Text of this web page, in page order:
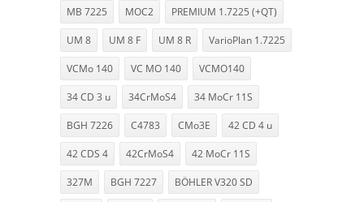
MB 7225 MOC2 PREMIUM 1.7225 (+QT)
UM 8 UM 8 F UM 8 R VarioPlan 1.7225
VCMo 140 VC MO 140 VCMO140
34 CD 3 u 34CrMoS4 34 MoCr 11S
BGH 7226 C4783 CMo3E 42 CD 4 u
42 CDS 4 42CrMoS4 42 MoCr 11S
327M BGH 7227 BÖHLER V320 SD